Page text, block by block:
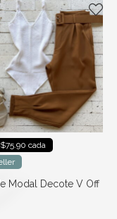
cada
Modal Decote V Off